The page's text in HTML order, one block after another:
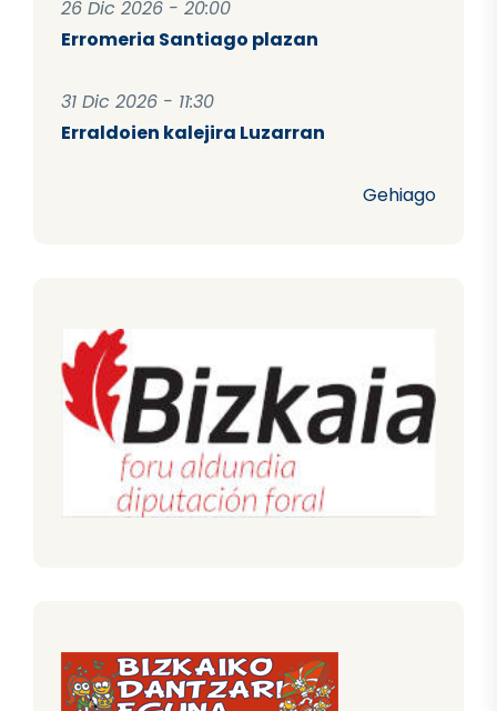
26 Dic 2026 - 20:00
Erromeria Santiago plazan
31 Dic 2026 - 11:30
Erraldoien kalejira Luzarran
Gehiago